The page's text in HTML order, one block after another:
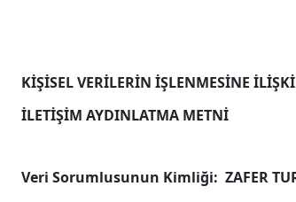
KİŞİSEL VERİLERİN İŞLENMESİNE
İLETİŞİM AYDINLATMA METNİ
Veri Sorumlusunun Kimliği: ZAFER